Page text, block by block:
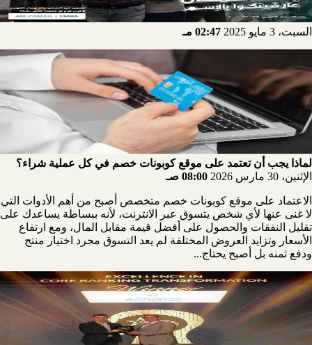
السبت، 3 مايو 2025 02:47 مـ
لماذا يجب أن تعتمد على موقع كوبونات خصم في كل عملية شراء؟
الإثنين، 30 مارس 2026
08:00 صـ
الاعتماد على موقع كوبونات خصم متخصص أصبح من أهم الأدوات التي
لا غنى عنها لأي شخص يتسوق عبر الانترنت، لأنه ببساطة يساعدك على
تقليل النفقات والحصول على أفضل قيمة مقابل المال، ومع ارتفاع
الأسعار وتزايد العروض المختلفة لم يعد التسوق مجرد اختيار منتج
ودفع ثمنه بل أصبح يحتاج...